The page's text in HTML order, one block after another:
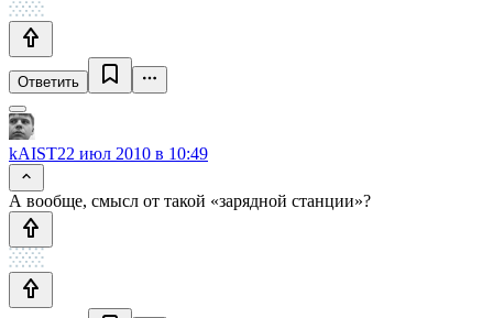
Ответить
kAIST22 июл 2010 в 10:49
А вообще, смысл от такой «зарядной станции»?